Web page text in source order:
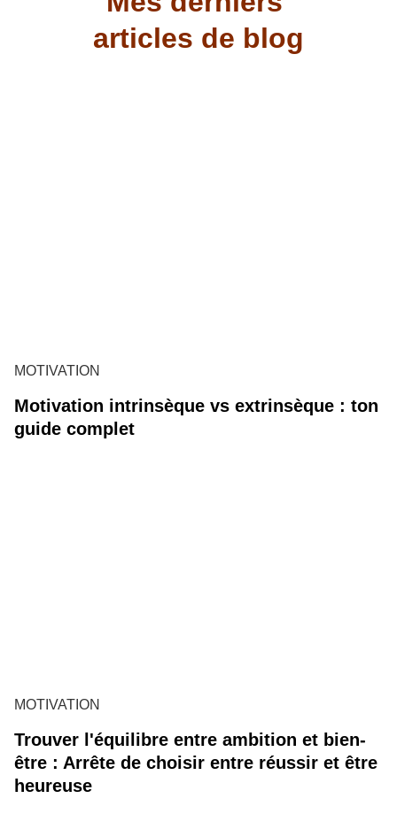
articles de blog
MOTIVATION
Motivation intrinsèque vs extrinsèque : ton
guide complet
MOTIVATION
Trouver l'équilibre entre ambition et bien-
être : Arrête de choisir entre réussir et être
heureuse